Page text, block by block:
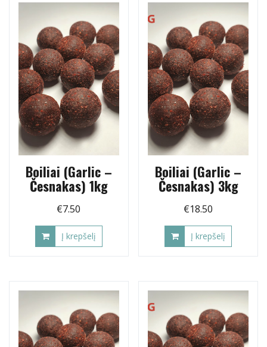
Boiliai (Garlic –
Česnakas) 1kg
€7.50
Į krepšelį
Boiliai (Garlic –
Česnakas) 3kg
€18.50
Į krepšelį